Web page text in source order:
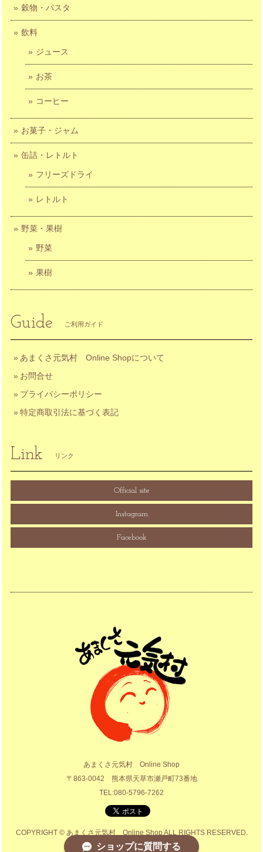
穀物・パスタ
飲料
ジュース
お茶
コーヒー
お菓子・ジャム
缶詰・レトルト
フリーズドライ
レトルト
野菜・果樹
野菜
果樹
Guide ご利用ガイド
あまくさ元気村 Online Shopについて
お問合せ
プライバシーポリシー
特定商取引法に基づく表記
Link リンク
Official site
Instagram
Facebook
あまくさ元気村 Online Shop
〒863-0042 熊本県天草市瀬戸町73番地
TEL:080-5796-7262
COPYRIGHT © あまくさ元気村 Online Shop ALL RIGHTS RESERVED.
ショップに質問する